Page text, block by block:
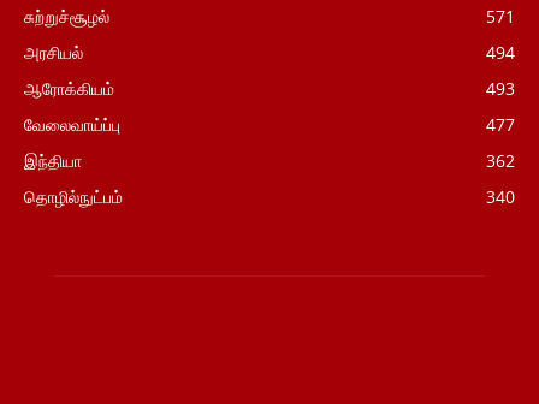
சுற்றுச்சூழல்
571
அரசியல்
494
ஆரோக்கியம்
493
வேலைவாய்ப்பு
477
இந்தியா
362
தொழில்நுட்பம்
340